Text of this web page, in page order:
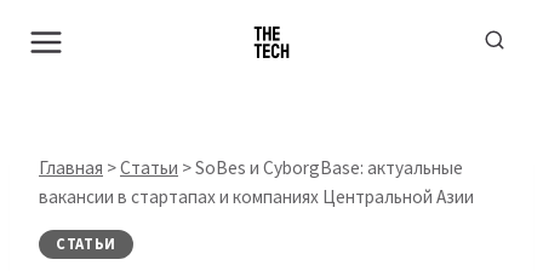
Главная >Статьи >SoBes и CyborgBase: актуальные
вакансии в стартапах и компаниях Центральной Азии
СТАТЬИ